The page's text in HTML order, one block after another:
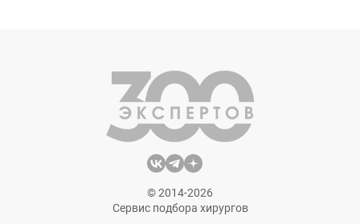
© 2014-2026
Сервис подбора хирургов